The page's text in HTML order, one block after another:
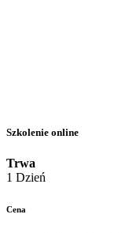
Szkolenie online
Trwa
1 Dzień
Cena